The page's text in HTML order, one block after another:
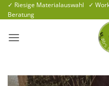
Zum
Inhalt
✓ Riesige Materialauswahl ✓
Beratung